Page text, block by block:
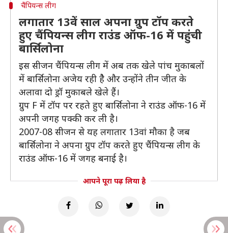
चैंपियन्स लीग
लगातार 13वें साल अपना ग्रुप टॉप करते
हुए चैंपियन्स लीग राउंड ऑफ-16 में पहुंची
बार्सिलोना
इस सीजन चैंपियन्स लीग में अब तक खेले पांच मुकाबलों
में बार्सिलोना अजेय रही हैै और उन्होंने तीन जीत के
अलावा दो ड्रॉ मुकाबले खेले हैं।
ग्रुप F में टॉप पर रहते हुए बार्सिलोना ने राउंड ऑफ-16 में
अपनी जगह पक्की कर ली है।
2007-08 सीजन से यह लगातार 13वां मौका है जब
बार्सिलोना ने अपना ग्रुप टॉप करते हुए चैंपियन्स लीग के
राउंड ऑफ-16 में जगह बनाई है।
आपने पूरा पढ़ लिया है